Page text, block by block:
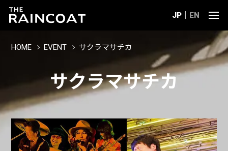
JP EN
HOME EVENT サクラマサチカ
サクラマサチカ